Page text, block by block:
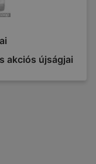
akciós újságjai